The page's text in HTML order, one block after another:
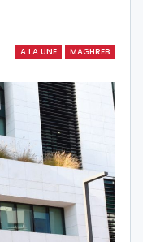
A LA UNE MAGHREB